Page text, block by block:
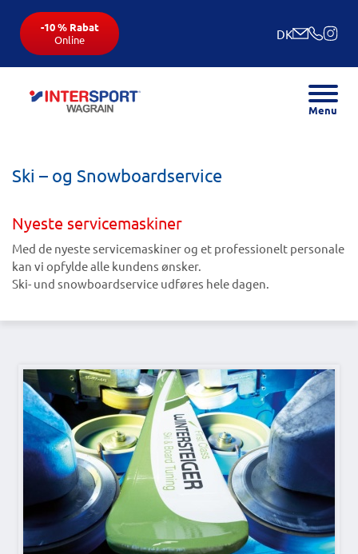
-10 % Rabat
Online
DK
Menu
Ski – og Snowboardservice
Nyeste servicemaskiner
Med de nyeste servicemaskiner og et professionelt personale
kan vi opfylde alle kundens ønsker.
Ski- und snowboardservice udføres hele dagen.